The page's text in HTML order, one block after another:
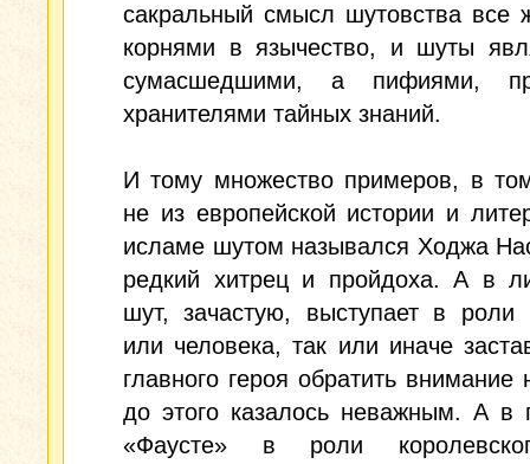
сакральный смысл шутовства все
корнями в язычество, и шуты
сумасшедшими, а пифиями,
хранителями тайных знаний.
И тому множество примеров, в
не из европейской истории и
исламе шутом назывался Ходжа
редкий хитрец и пройдоха. А в
шут, зачастую, выступает в роли
или человека, так или иначе
главного героя обратить внимание
до этого казалось неважным. А в
«Фаусте» в роли